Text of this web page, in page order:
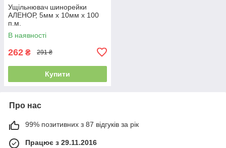
Ущільнювач шинорейки
АЛЕНОР, 5мм х 10мм х 100
п.м.
В наявності
262 ₴ 291 ₴
Купити
Про нас
99% позитивних з 87 відгуків за рік
Працює з 29.11.2016